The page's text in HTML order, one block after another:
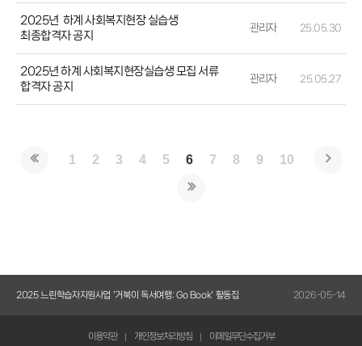
2025년 하계 사회복지현장 실습생
최종합격자 공지
관리자 25.05.30
2025년 하계 사회복지현장실습생 모집 서류
합격자 공지
관리자 25.05.27
1 2 3 4 5 6 7 8 9 10
이용약관 개인정보처리방침 이메일무단수집거부
2025 느린학습자지원사업 '거북이 독서여행: Go Book' 활동집 2026-05-14